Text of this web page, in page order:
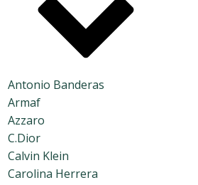
Antonio Banderas
Armaf
Azzaro
C.Dior
Calvin Klein
Carolina Herrera